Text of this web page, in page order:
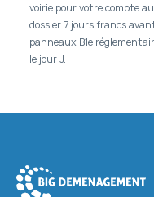
voirie pour votre compte
dossier 7 jours francs
panneaux B1e
le jour J.